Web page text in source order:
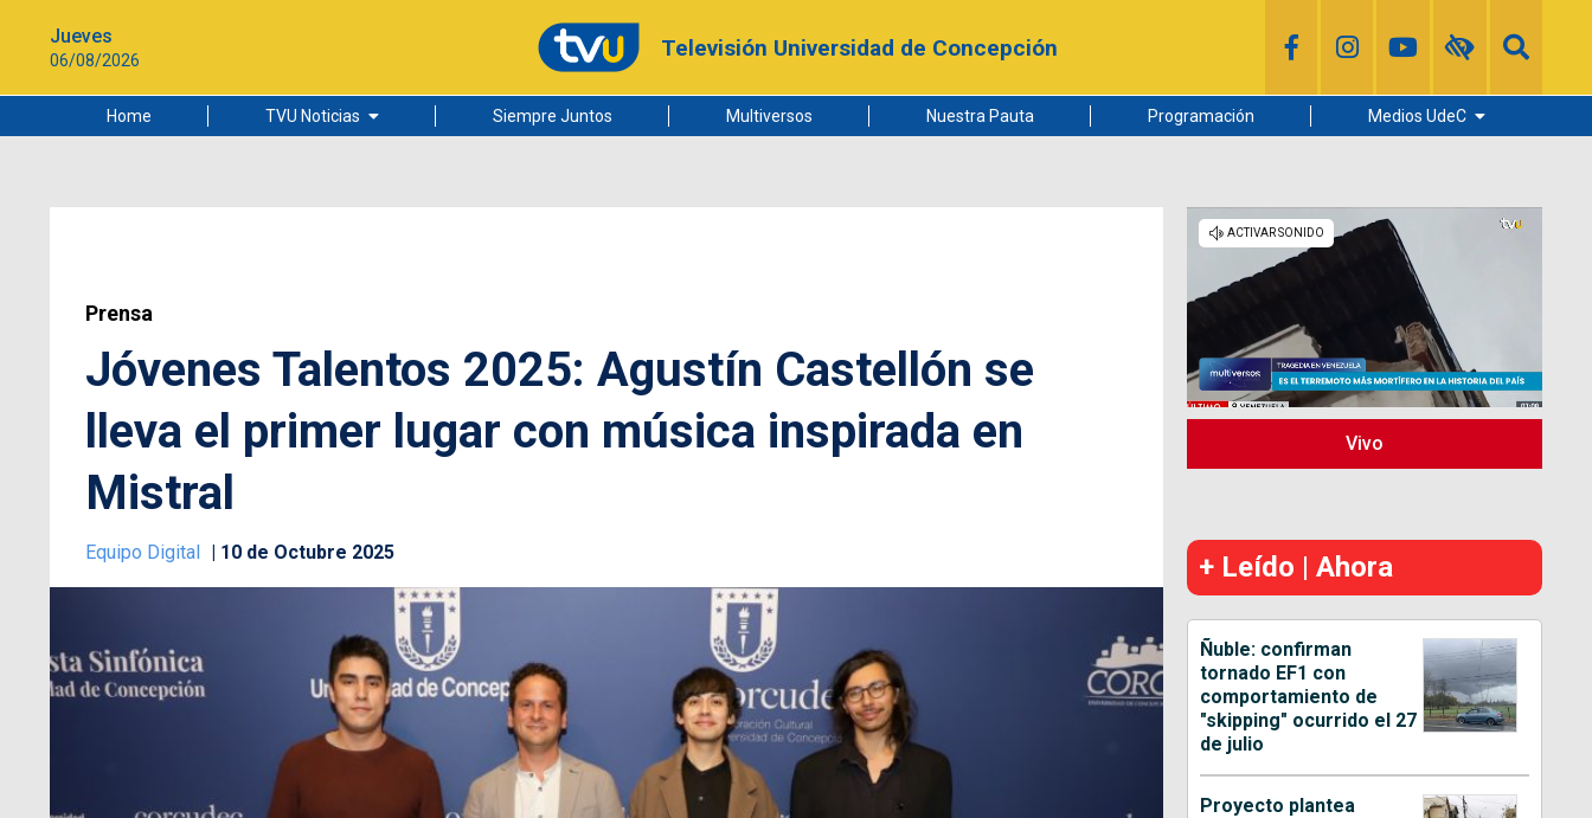
Jueves
06/08/2026 Televisión Universidad de Concepción
Home TVU Noticias
Ciudad
Siempre Juntos Multiversos Nuestra Pauta Programación Medios UdeC
Radio UdeC
Noticias UdeC
La Discusión
Prensa
Jóvenes Talentos 2025: Agustín Castellón se
lleva el primer lugar con música inspirada en
Mistral
Equipo Digital 10 de Octubre 2025
Vivo
+ Leído | Ahora
Ñuble: confirman
tornado EF1 con
comportamiento de
"skipping" ocurrido el 27
de julio
Proyecto plantea